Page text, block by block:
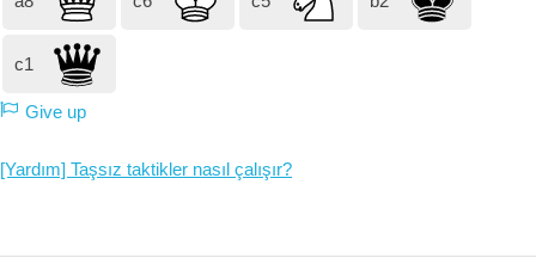
c1
Give up
[Yardım] Taşsız taktikler nasıl çalışır?